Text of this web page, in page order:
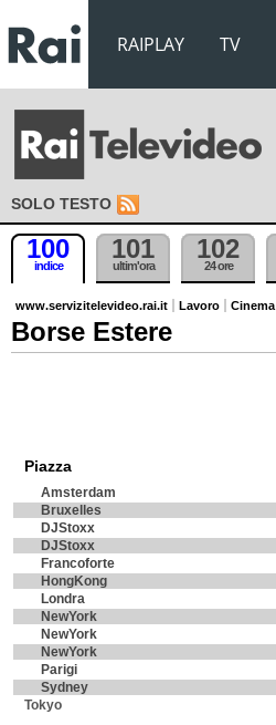
RAIPLAY TV
SOLO TESTO
100
indice
101
ultim'ora
102
24 ore
www.servizitelevideo.rai.it Lavoro Cinema
Borse Estere
Piazza
Amsterdam
Bruxelles
DJStoxx
DJStoxx
Francoforte
HongKong
Londra
NewYork
NewYork
NewYork
Parigi
Sydney
Tokyo